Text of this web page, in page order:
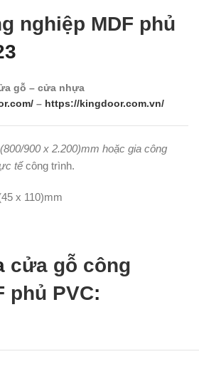
nghiệp MDF phủ
gỗ – cửa nhựa
– https://kingdoor.com.vn/
900 x 2.200)mm hoặc gia công
tếcông trình.
x 110)mm
cửa gỗ công
phủ PVC: